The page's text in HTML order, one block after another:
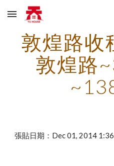
Skip to main content
敦煌路收
敦煌路
張貼日期：Dec 01, 2014